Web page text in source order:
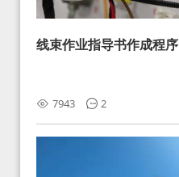
线束作业指导书作成程序
7943 2